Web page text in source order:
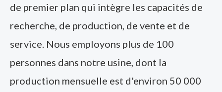
de premier plan qui intègre les capacités de
recherche, de production, de vente et de
service. Nous employons plus de 100
personnes dans notre usine, dont la
production mensuelle est d'environ 50 000